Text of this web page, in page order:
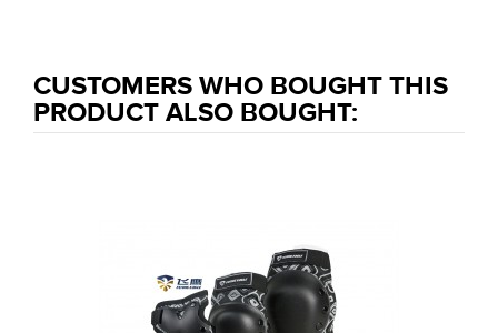
CUSTOMERS WHO BOUGHT THIS
PRODUCT ALSO BOUGHT: